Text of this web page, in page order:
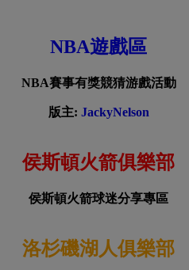
NBA遊戲區
NBA賽事有獎競猜游戲活動
版主: JackyNelson
侯斯頓火箭俱樂部
侯斯頓火箭球迷分享專區
洛杉磯湖人俱樂部